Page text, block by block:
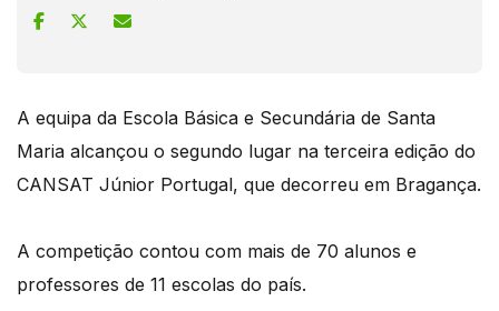
A equipa da Escola Básica e Secundária de Santa
Maria alcançou o segundo lugar na terceira edição do
CANSAT Júnior Portugal, que decorreu em Bragança.
A competição contou com mais de 70 alunos e
professores de 11 escolas do país.